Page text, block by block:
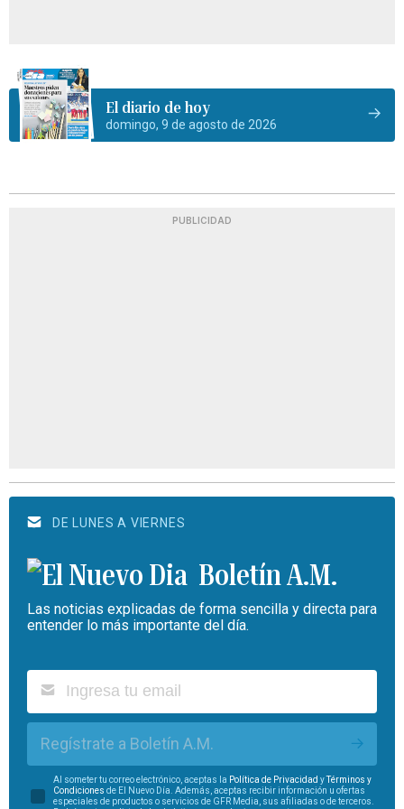
El diario de hoy
domingo, 9 de agosto de 2026
PUBLICIDAD
DE LUNES A VIERNES
Boletín A.M.
Las noticias explicadas de forma sencilla y directa para
entender lo más importante del día.
Regístrate a Boletín A.M.
Al someter tu correo electrónico, aceptas la Política de Privacidad yTérminos y
Condiciones de El Nuevo Día. Además, aceptas recibir información u ofertas
especiales de productos o servicios de GFR Media, sus afiliadas o de terceros.